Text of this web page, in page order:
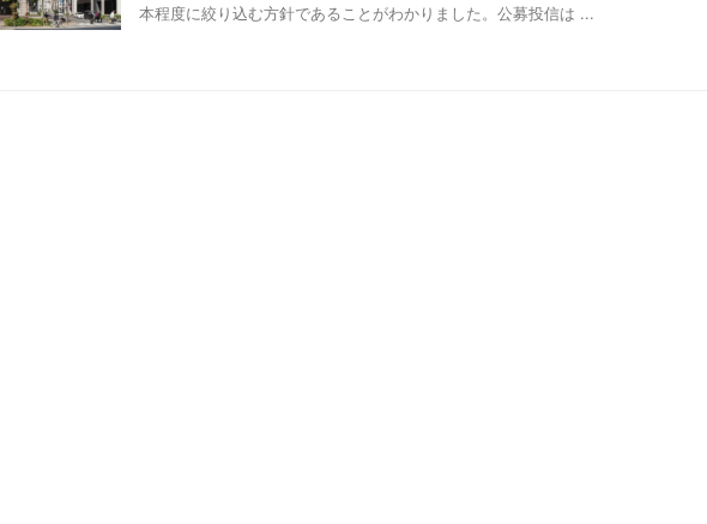
本程度に絞り込む方針であることがわかりました。公募投信は ...